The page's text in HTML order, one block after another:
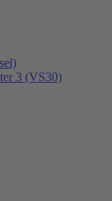
3 (VS30)